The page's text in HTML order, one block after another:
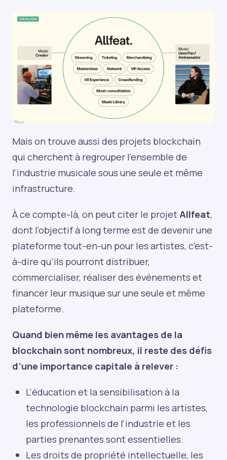
Mais on trouve aussi des projets blockchain
qui cherchent à regrouper l’ensemble de
l'industrie musicale sous une seule et même
infrastructure.
À ce compte-là, on peut citer le projetAllfeat,
dont l’objectif à long terme est de devenir une
plateforme tout-en-un pour les artistes, c’est-
à-dire qu’ils pourront distribuer,
commercialiser, réaliser des événements et
financer leur musique sur une seule et même
plateforme.
Quand bien même les avantages de la
blockchain sont nombreux, il reste des défis
d’une importance capitale à relever :
L'éducation et la sensibilisation à la
technologie blockchain parmi les artistes,
les professionnels de l'industrie et les
parties prenantes sont essentielles.
Les droits de propriété intellectuelle, les